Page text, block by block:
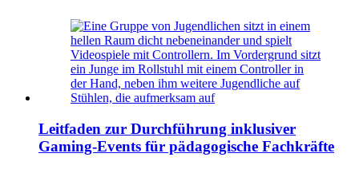
Leitfaden zur Durchführung inklusiver
Gaming-Events für pädagogische Fachkräfte